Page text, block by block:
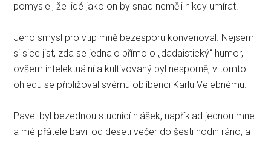
pomyslel, že lidé jako on by snad neměli nikdy umírat.
Jeho smysl pro vtip mně bezesporu konvenoval. Nejsem
si sice jist, zda se jednalo přímo o „dadaistický“ humor,
ovšem intelektuální a kultivovaný byl nesporně; v tomto
ohledu se přibližoval svému oblíbenci Karlu Velebnému.
Pavel byl bezednou studnicí hlášek, například jednou mne
a mé přátele bavil od deseti večer do šesti hodin ráno, a